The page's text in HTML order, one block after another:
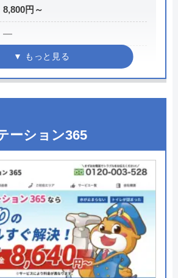
1989年11月設立
ェーンのクチコミ
2.4（5件のクチコミ）
て
やん
月前
8,800円～
―
最短30分
8:00-22:00
出張見積もり無料
現金、クレジットカード
施工対応数240万件以上
―
詳細は公式HPでご確認ください
車がおすすめの理由
ーション365